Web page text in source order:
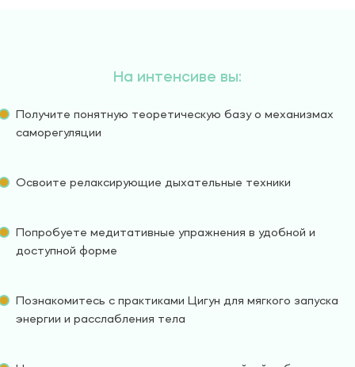
На интенсиве вы:
Получите понятную теоретическую базу о механизмах
саморегуляции
Освоите релаксирующие дыхательные техники
Попробуете медитативные упражнения в удобной и
доступной форме
Познакомитесь с практиками Цигун для мягкого запуска
энергии и расслабления тела